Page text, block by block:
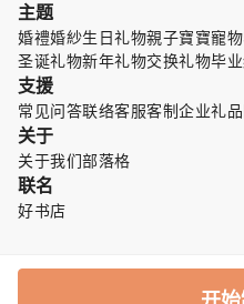
主题
婚禮婚紗生日礼物親子寶寶寵
圣诞礼物新年礼物交换礼物毕
支援
常见问答联络客服客制企业礼品
关于
关于我们部落格
联名
好书店